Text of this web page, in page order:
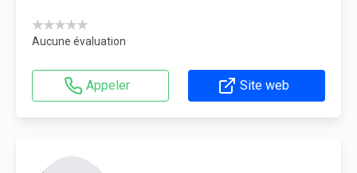
★★★★★
Aucune évaluation
Appeler Site web